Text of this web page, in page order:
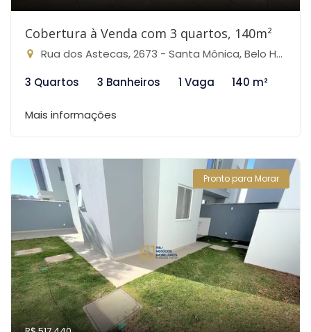
Cobertura à Venda com 3 quartos, 140m²
Rua dos Astecas, 2673 - Santa Mônica, Belo Horizonte-MG
3 Quartos
3 Banheiros 1 Vaga 140 m²
Mais informações
Pronto para Morar